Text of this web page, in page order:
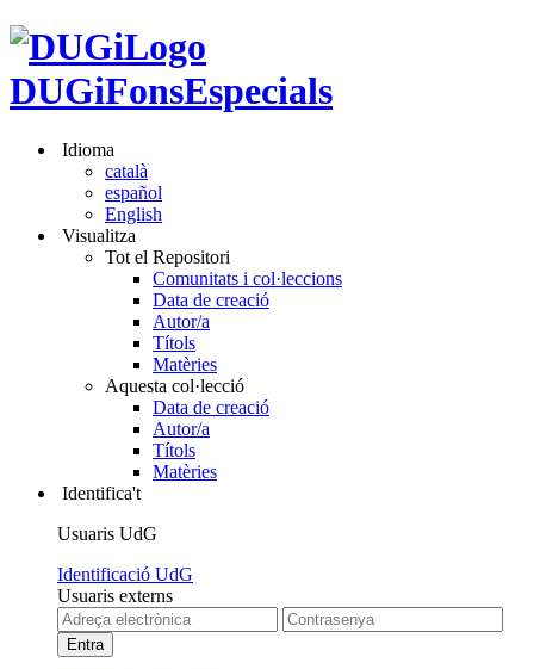
DUGiFonsEspecials
Idioma
català
español
English
Visualitza
Tot el Repositori
Comunitats i col·leccions
Data de creació
Autor/a
Títols
Matèries
Aquesta col·lecció
Data de creació
Autor/a
Títols
Matèries
Identifica't
Usuaris UdG
Identificació UdG
Usuaris externs